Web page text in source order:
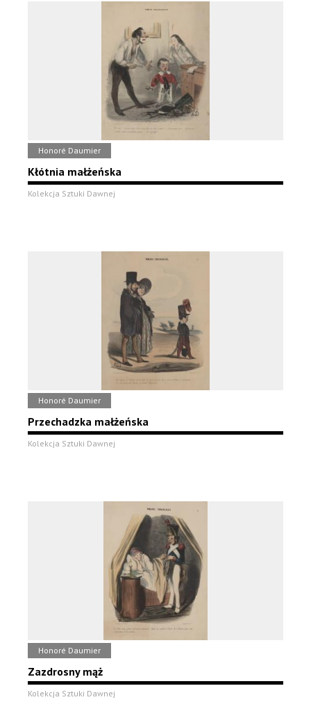
Honoré Daumier
Kłótnia małżeńska
Kolekcja Sztuki Dawnej
Honoré Daumier
Przechadzka małżeńska
Kolekcja Sztuki Dawnej
Honoré Daumier
Zazdrosny mąż
Kolekcja Sztuki Dawnej